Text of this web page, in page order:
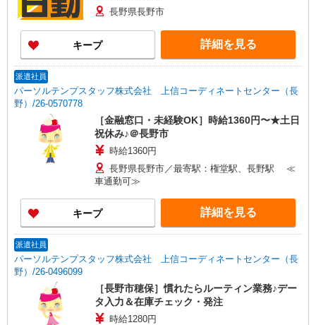
長野県長野市
キープ 詳細を見る
派遣社員
パーソルテンプスタッフ株式会社 上信コーディネートセンター（長
野）/26-0570778
［金融窓口・未経験OK］時給1360円〜★土日
祝休み♪＠長野市
時給1360円
長野県長野市／最寄駅：権堂駅、長野駅 ≪
車通勤可≫
キープ 詳細を見る
派遣社員
パーソルテンプスタッフ株式会社 上信コーディネートセンター（長
野）/26-0496099
［長野市穂保］慣れたらルーティン業務♪デー
タ入力＆在庫チェック・発注
時給1280円